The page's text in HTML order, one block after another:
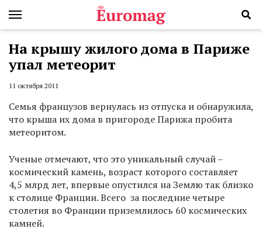
На крышу жилого дома в Париже
упал метеорит
11 октября 2011
Семья французов вернулась из отпуска и обнаружила,
что крыша их дома в пригороде Парижа пробита
метеоритом.
Ученые отмечают, что это уникальный случай –
космический камень, возраст которого составляет
4,5 млрд лет, впервые опустился на Землю так близко
к столице Франции. Всего за последние четыре
столетия во Франции приземлилось 60 космических
камней.